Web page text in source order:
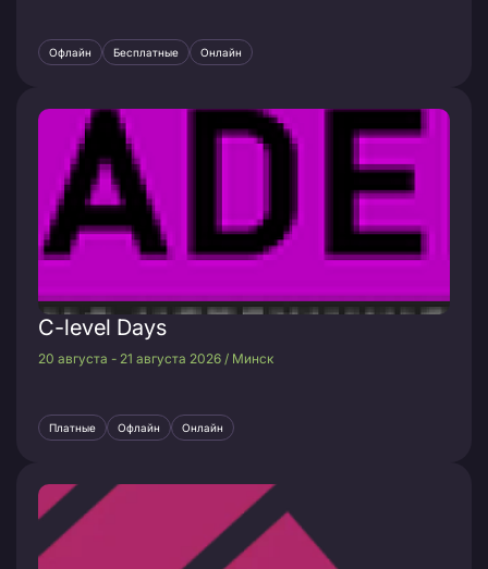
Офлайн Бесплатные Онлайн
C-level Days
20 августа - 21 августа 2026 / Минск
Платные Офлайн Онлайн